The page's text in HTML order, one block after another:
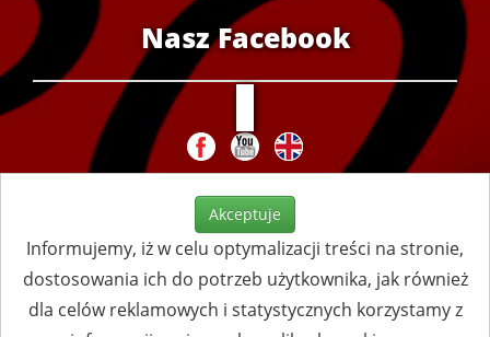
Nasz Facebook
Akceptuje
Informujemy, iż w celu optymalizacji treści na stronie,
dostosowania ich do potrzeb użytkownika, jak również
dla celów reklamowych i statystycznych korzystamy z